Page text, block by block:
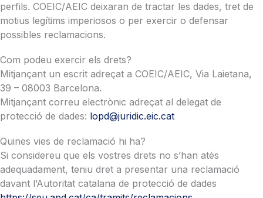
perfils. COEIC/AEIC deixaran de tractar les dades, tret de
motius legítims imperiosos o per exercir o defensar
possibles reclamacions.
Com podeu exercir els drets?
Mitjançant un escrit adreçat a COEIC/AEIC, Via Laietana,
39 – 08003 Barcelona.
Mitjançant correu electrònic adreçat al delegat de
protecció de dades: lopd@juridic.eic.cat
Quines vies de reclamació hi ha?
Si considereu que els vostres drets no s’han atès
adequadament, teniu dret a presentar una reclamació
davant l’Autoritat catalana de protecció de dades